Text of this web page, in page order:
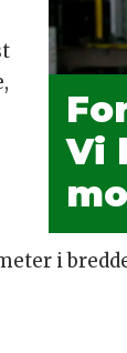
Vi
i